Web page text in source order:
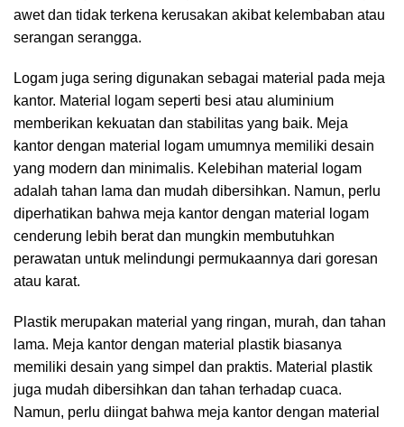
awet dan tidak terkena kerusakan akibat kelembaban atau
serangan serangga.
Logam juga sering digunakan sebagai material pada meja
kantor. Material logam seperti besi atau aluminium
memberikan kekuatan dan stabilitas yang baik. Meja
kantor dengan material logam umumnya memiliki desain
yang modern dan minimalis. Kelebihan material logam
adalah tahan lama dan mudah dibersihkan. Namun, perlu
diperhatikan bahwa meja kantor dengan material logam
cenderung lebih berat dan mungkin membutuhkan
perawatan untuk melindungi permukaannya dari goresan
atau karat.
Plastik merupakan material yang ringan, murah, dan tahan
lama. Meja kantor dengan material plastik biasanya
memiliki desain yang simpel dan praktis. Material plastik
juga mudah dibersihkan dan tahan terhadap cuaca.
Namun, perlu diingat bahwa meja kantor dengan material